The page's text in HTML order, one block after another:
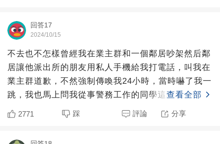
回答17
2024/10/15
不去也不怎樣曾經我在業主群和一個鄰居吵架然后鄰
居讓他派出所的朋友用私人手機給我打電話，叫我在
業主群道歉，不然強制傳喚我24小時，當時嚇了我一
跳，我也馬上問我從事警務工作的同學這種情況該怎
麼辦，同學讓我
查看全部
2771 踩 評論 分享